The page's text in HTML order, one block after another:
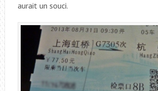
aurait un souci.